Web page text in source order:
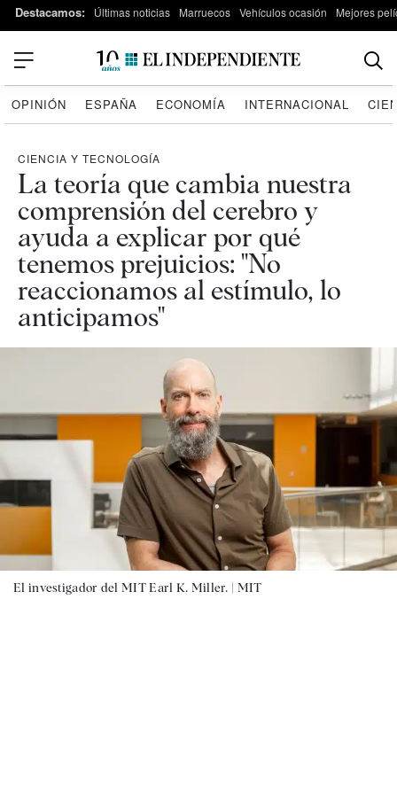
Destacamos: Últimas noticias Marruecos Vehículos ocasión Mejores
OPINIÓN ESPAÑA ECONOMÍA INTERNACIONAL
CIENCIA Y TECNOLOGÍA
La teoría que cambia nuestra
comprensión del cerebro y
ayuda a explicar por qué
tenemos prejuicios: "No
reaccionamos al estímulo, lo
anticipamos"
El investigador del MIT Earl K. Miller. | MIT